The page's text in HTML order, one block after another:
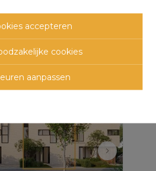
accepteren
cookies
aanpassen